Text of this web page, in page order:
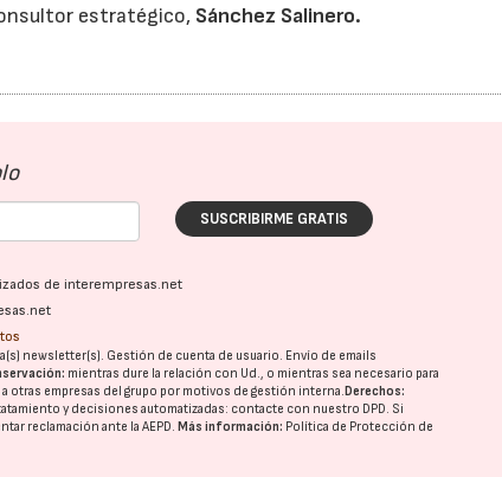
estratégico, Sánchez Salinero.
SUSCRIBIRME GRATIS
de interempresas.net
newsletter(s). Gestión de cuenta de usuario. Envío de emails
mientras dure la relación con Ud., o mientras sea necesario para
otras empresas del grupo por motivos de gestión interna. Derechos:
y decisiones automatizadas: contacte con nuestro DPD. Si
reclamación ante laAEPD. Más información: Política de Protección de